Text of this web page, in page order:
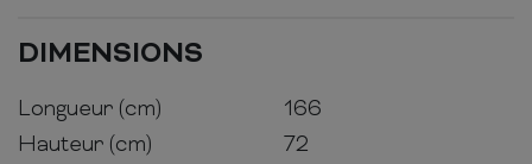
DIMENSIONS
Longueur (cm)
166
Hauteur (cm)
72